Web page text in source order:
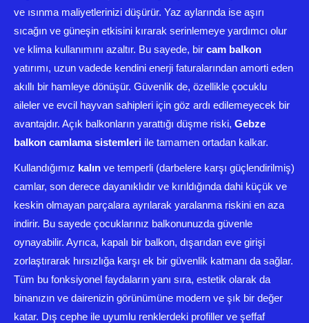
ve ısınma maliyetlerinizi düşürür. Yaz aylarında ise aşırı
sıcağın ve güneşin etkisini kırarak serinlemeye yardımcı olur
ve klima kullanımını azaltır. Bu sayede, bir cam balkon
yatırımı, uzun vadede kendini enerji faturalarından amorti eden
akıllı bir hamleye dönüşür. Güvenlik de, özellikle çocuklu
aileler ve evcil hayvan sahipleri için göz ardı edilemeyecek bir
avantajdır. Açık balkonların yarattığı düşme riski, Gebze
balkon camlama sistemleri ile tamamen ortadan kalkar.
Kullandığımız kalın ve temperli (darbelere karşı güçlendirilmiş)
camlar, son derece dayanıklıdır ve kırıldığında dahi küçük ve
keskin olmayan parçalara ayrılarak yaralanma riskini en aza
indirir. Bu sayede çocuklarınız balkonunuzda güvenle
oynayabilir. Ayrıca, kapalı bir balkon, dışarıdan eve girişi
zorlaştırarak hırsızlığa karşı ek bir güvenlik katmanı da sağlar.
Tüm bu fonksiyonel faydaların yanı sıra, estetik olarak da
binanızın ve dairenizin görünümüne modern ve şık bir değer
katar. Dış cephe ile uyumlu renklerdeki profiller ve şeffaf